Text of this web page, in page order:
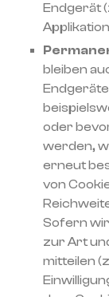
Endgerät
bleiben
oder
werden,
erneut
von
Sofern
zur Art
mitteilen